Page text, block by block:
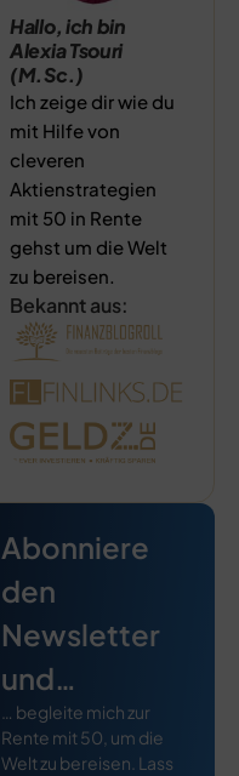
Hallo, ich bin
Alexia Tsouri
(M.Sc.)
Ich zeige dir wie du
mit Hilfe von
cleveren
Aktienstrategien
mit 50 in Rente
gehst um die Welt
zu bereisen.
Bekannt aus:
Abonniere
den
Newsletter
und…
… begleite mich zur
Rente mit 50, um die
Welt zu bereisen. Lass